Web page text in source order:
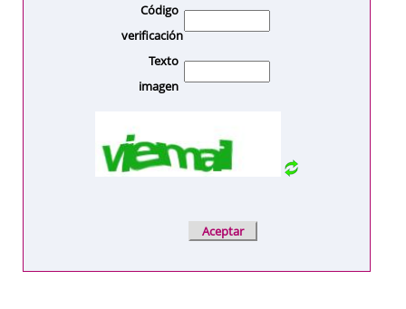
Código
verificación
Texto
imagen